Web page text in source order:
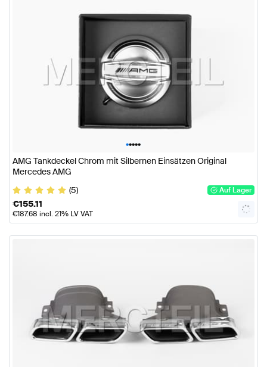
•••••
AMG Tankdeckel Chrom mit Silbernen Einsätzen Original
Mercedes AMG
(5)
Auf Lager
€155.11
€187.68 incl. 21% LV VAT